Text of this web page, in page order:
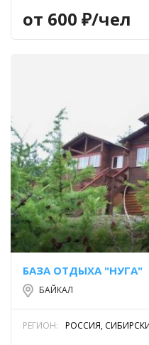
от 600 ₽/чел
БАЗА ОТДЫХА "НУГА"
БАЙКАЛ
РЕГИОН: РОССИЯ,